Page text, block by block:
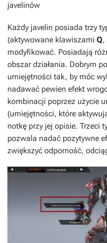
javelinów
Każdy javelin posiada trzy
(aktywowane klawiszami Q,
modyfikować. Posiadają
obszar działania. Dobrym
umiejętności tak, by móc
nadawać pewien efekt
kombinacji poprzez użycie
(umiejętności, które
notkę przy jej opisie. Trzeci
pozwala nadać pozytywne
zwiększyć odporność,